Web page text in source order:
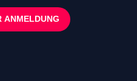
ANMELDUNG